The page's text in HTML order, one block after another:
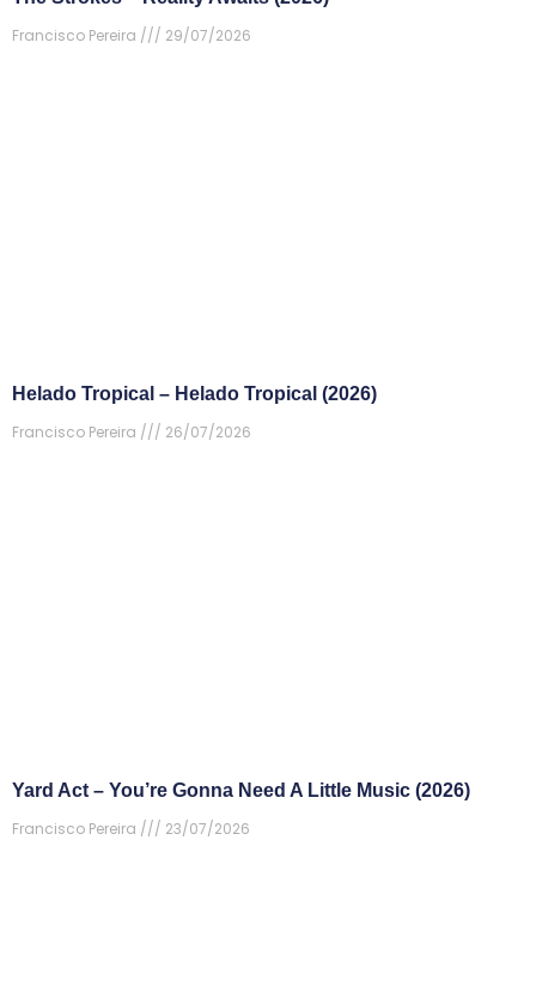
Francisco Pereira
29/07/2026
Helado Tropical – Helado Tropical (2026)
Francisco Pereira
26/07/2026
Yard Act – You’re Gonna Need A Little Music (2026)
Francisco Pereira
23/07/2026